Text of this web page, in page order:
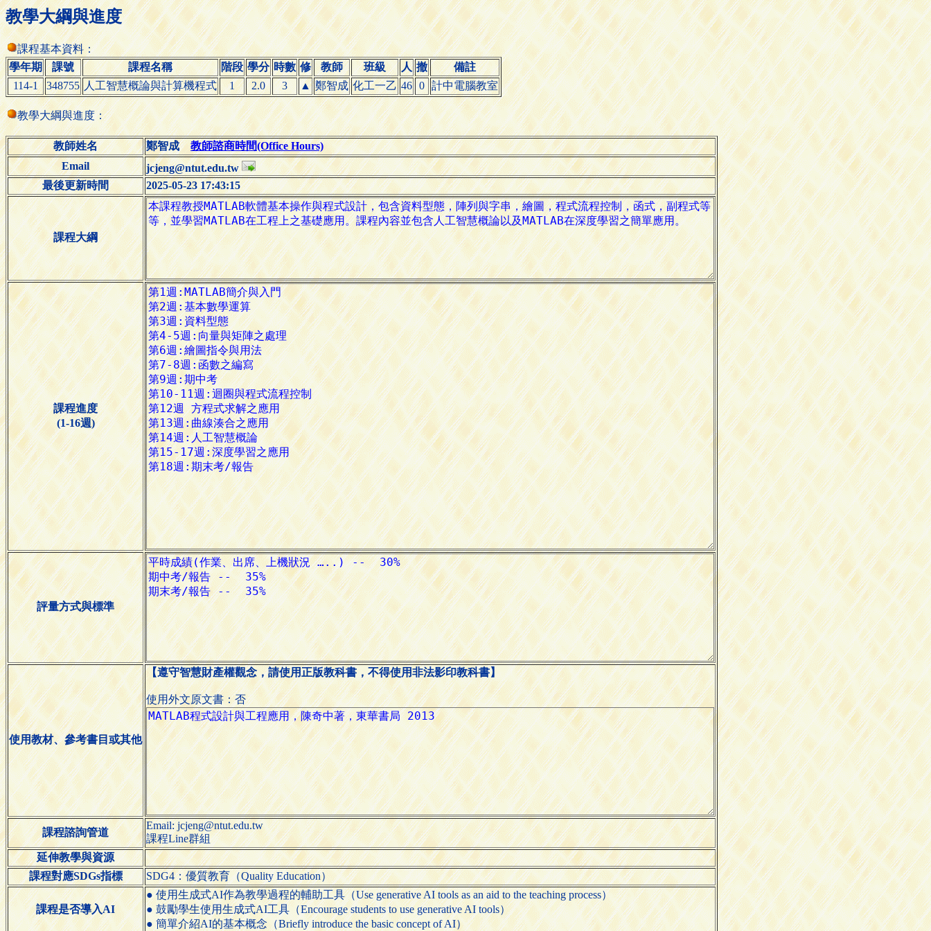
教學大綱與進度
課程基本資料：
學年期
課號 課程名稱 階段 學分 時數 修 教師 班級 人 撤
備註
114-1
348755 人工智慧概論與計算機程式 1 2.0 3 ▲ 鄭智成 化工一乙 46 0 計中電腦教室
教學大綱與進度：
教師姓名 鄭智成 教師諮商時間(Office Hours)
Email
jcjeng@ntut.edu.tw
最後更新時間
2025-05-23 17:43:15
課程大綱
課程進度
(1-16週)
評量方式與標準
使用教材、參考書目或其他
【遵守智慧財產權觀念，請使用正版教科書，不得使用非法影印教科書】
使用外文原文書：否
課程諮詢管道
Email: jcjeng@ntut.edu.tw
課程Line群組
延伸教學與資源
課程對應SDGs指標
SDG4：優質教育（Quality Education）
課程是否導入AI
● 使用生成式AI作為教學過程的輔助工具（Use generative AI tools as an aid to the teaching process）
● 鼓勵學生使用生成式AI工具（Encourage students to use generative AI tools）
● 簡單介紹AI的基本概念（Briefly introduce the basic concept of AI）